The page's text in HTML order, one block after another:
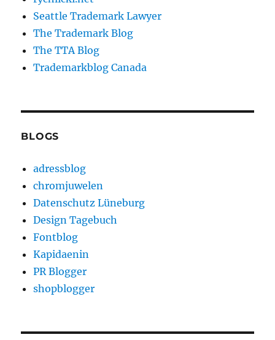
Seattle Trademark Lawyer
The Trademark Blog
The TTA Blog
Trademarkblog Canada
BLOGS
adressblog
chromjuwelen
Datenschutz Lüneburg
Design Tagebuch
Fontblog
Kapidaenin
PR Blogger
shopblogger